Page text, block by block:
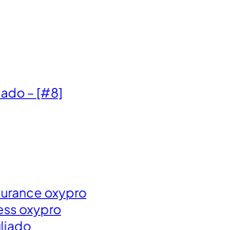
– [#8]
oxypro
oxypro